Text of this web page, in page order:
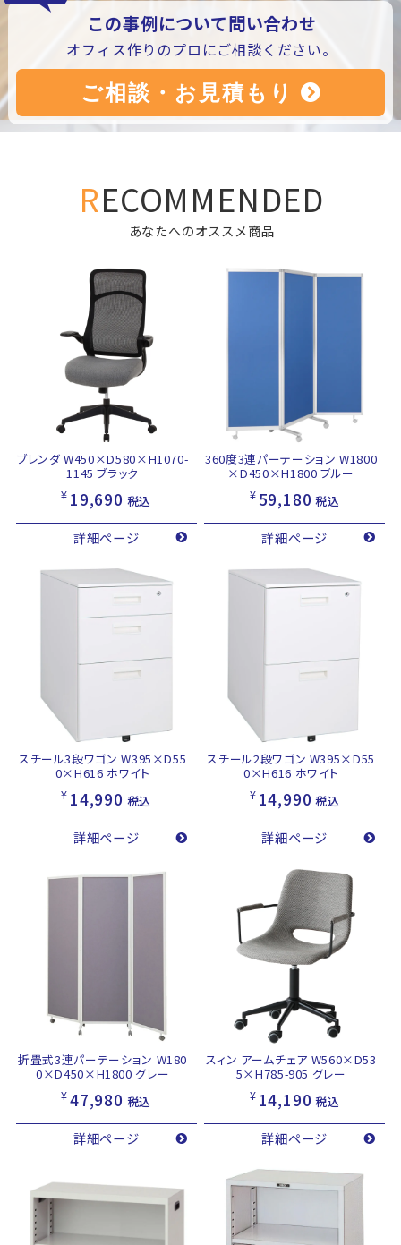
この事例について問い合わせ
オフィス作りのプロにご相談ください。
RECOMMENDED
あなたへのオススメ商品
ブレンダ W450×D580×H1070-
1145 ブラック
¥ 19,690 税込
詳細ページ
360度3連パーテーション W1800
×D450×H1800 ブルー
¥ 59,180 税込
詳細ページ
スチール3段ワゴン W395×D55
0×H616 ホワイト
¥ 14,990 税込
詳細ページ
スチール2段ワゴン W395×D55
0×H616 ホワイト
¥ 14,990 税込
詳細ページ
折畳式3連パーテーション W180
0×D450×H1800 グレー
¥47,980 税込
詳細ページ
スィン アームチェア W560×D53
5×H785-905 グレー
¥ 14,190 税込
詳細ページ